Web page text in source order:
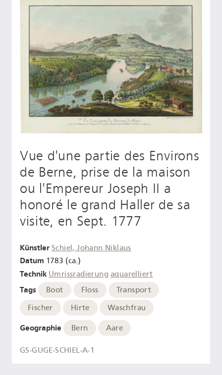
Vue d'une partie des Environs
de Berne, prise de la maison
ou l'Empereur Joseph II a
honoré le grand Haller de sa
visite, en Sept. 1777
Künstler Schiel, Johann Niklaus
Datum 1783 (ca.)
Technik Umrissradierung aquarelliert
Tags Boot Floss
Transport
Fischer
Hirte Waschfrau
Geographie Bern Aare
GS-GUGE-SCHIEL-A-1